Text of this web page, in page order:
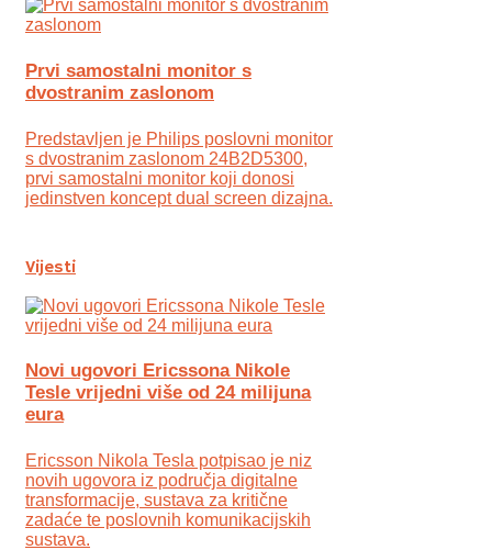
Prvi samostalni monitor s
dvostranim zaslonom
Predstavljen je Philips poslovni monitor
s dvostranim zaslonom 24B2D5300,
prvi samostalni monitor koji donosi
jedinstven koncept dual screen dizajna.
Vijesti
Novi ugovori Ericssona Nikole
Tesle vrijedni više od 24 milijuna
eura
Ericsson Nikola Tesla potpisao je niz
novih ugovora iz područja digitalne
transformacije, sustava za kritične
zadaće te poslovnih komunikacijskih
sustava.